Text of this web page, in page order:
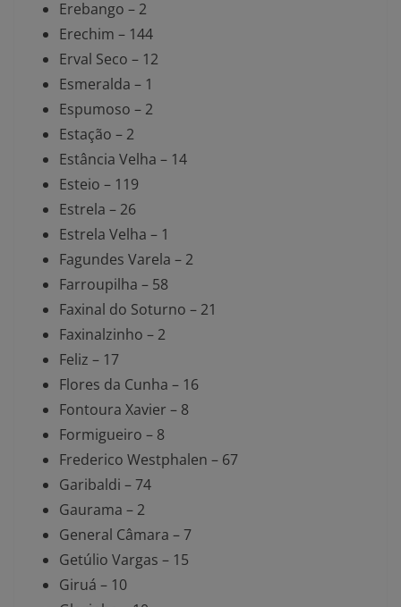
Erebango – 2
Erechim – 144
Erval Seco – 12
Esmeralda – 1
Espumoso – 2
Estação – 2
Estância Velha – 14
Esteio – 119
Estrela – 26
Estrela Velha – 1
Fagundes Varela – 2
Farroupilha – 58
Faxinal do Soturno – 21
Faxinalzinho – 2
Feliz – 17
Flores da Cunha – 16
Fontoura Xavier – 8
Formigueiro – 8
Frederico Westphalen – 67
Garibaldi – 74
Gaurama – 2
General Câmara – 7
Getúlio Vargas – 15
Giruá – 10